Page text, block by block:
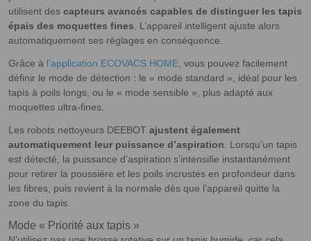
utilisent des capteurs avancés capables de distinguer les tapis
épais des moquettes fines. L’appareil intelligent ajuste alors
automatiquement ses réglages en conséquence.
Grâce à l’application ECOVACS HOME, vous pouvez facilement
définir le mode de détection : le « mode standard », idéal pour les
tapis à poils longs, ou le « mode sensible », plus adapté aux
moquettes ultra-fines.
Les robots nettoyeurs DEEBOT ajustent également
automatiquement leur puissance d’aspiration. Lorsqu’un tapis
est détecté, la puissance d’aspiration s’intensifie instantanément
pour retirer la poussière et les poils incrustés en profondeur dans
les fibres, puis revient à la normale dès que l’appareil quitte la
zone du tapis.
Mode « Priorité aux tapis »